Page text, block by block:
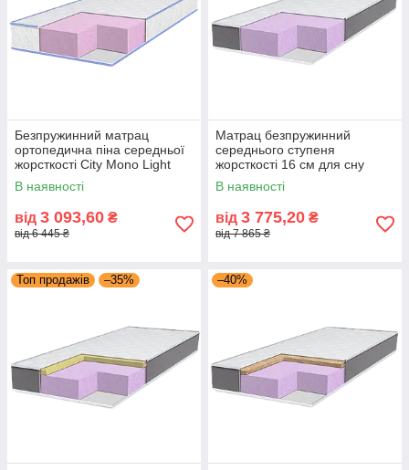
Безпружинний матрац
ортопедична піна середньої
жорсткості City Mono Light
для підлітків дорослих
Eurosleep
В наявності
від 3 093,60 ₴
від 6 445 ₴
Матрац безпружинний
середнього ступеня
жорсткості 16 см для сну
дорослих підлітків City Mono
Eurosleep
В наявності
від 3 775,20 ₴
від 7 865 ₴
Топ продажів –35% –40%